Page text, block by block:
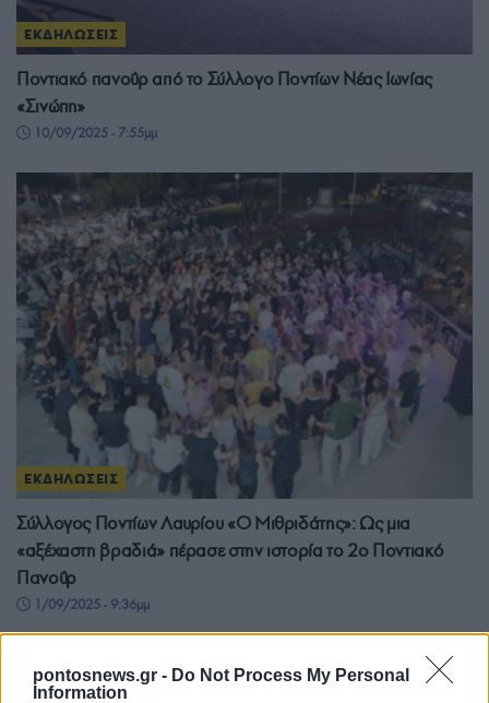
pontosnews.gr - Do Not Process My Personal
Information
ΕΚΔΗΛΩΣΕΙΣ
Ποντιακό πανοΰρ από το Σύλλογο Ποντίων Νέας Ιωνίας
«Σινώπη»
10/09/2025 - 7:55μμ
ΕΚΔΗΛΩΣΕΙΣ
Σύλλογος Ποντίων Λαυρίου «Ο Μιθριδάτης»: Ως μια
«αξέχαστη βραδιά» πέρασε στην ιστορία το 2ο Ποντιακό
Πανοΰρ
1/09/2025 - 9:36μμ